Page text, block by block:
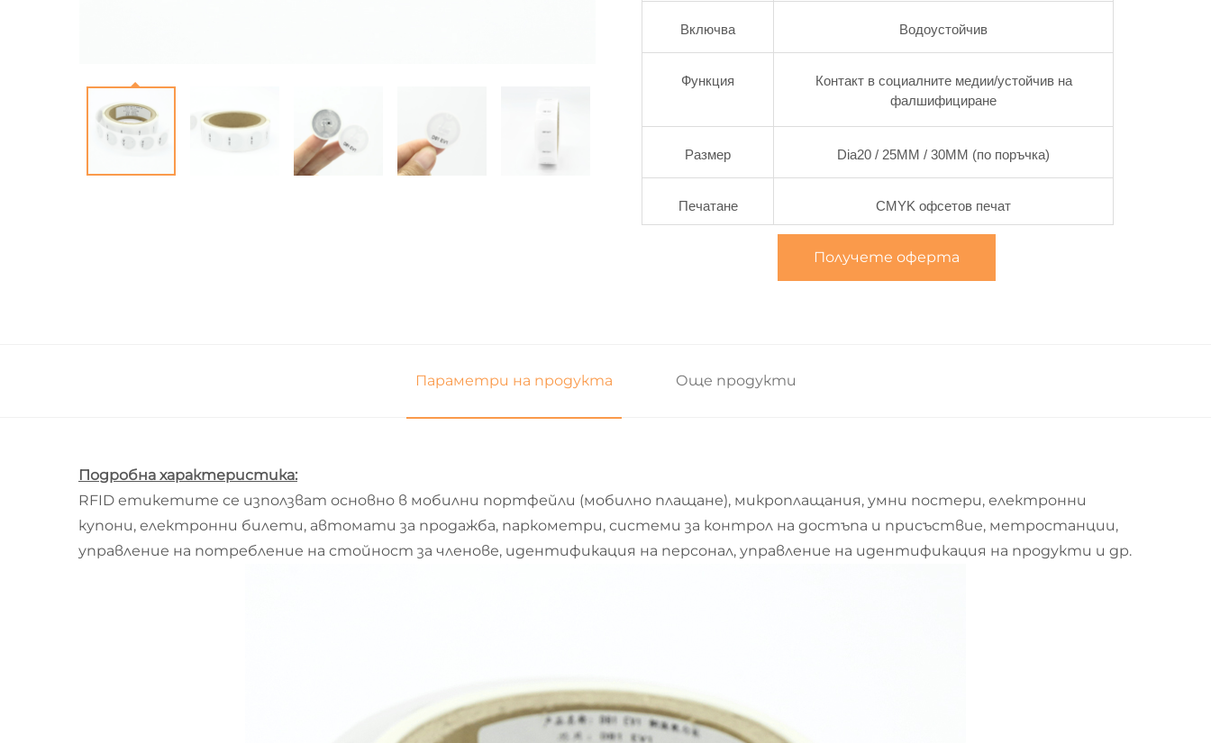
Включва Водоустойчив
Функция
Контакт в социалните медии/устойчив на
фалшифициране
Размер Dia20 / 25MM / 30MM (по поръчка)
Печатане CMYK офсетов печат
Получете оферта
Параметри на продукта Още продукти
Подробна характеристика:
RFID етикетите се използват основно в мобилни портфейли (мобилно плащане), микроплащания, умни постери, електронни
купони, електронни билети, автомати за продажба, паркометри, системи за контрол на достъпа и присъствие, метростанции,
управление на потребление на стойност за членове, идентификация на персонал, управление на идентификация на продукти и др.